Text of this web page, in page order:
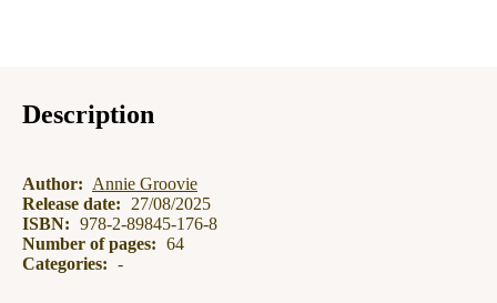
Description
Author: Annie Groovie
Release date:
27/08/2025
ISBN: 978-2-89845-176-8
Number of pages: 64
Categories: -